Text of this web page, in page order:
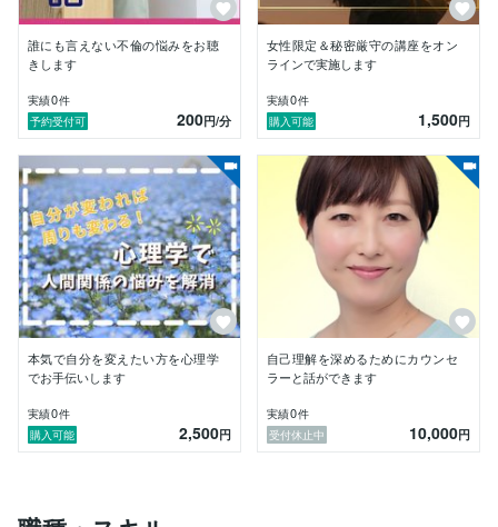
誰にも言えない不倫の悩みをお聴
きします
実績0件
予約受付可
200円/分
女性限定＆秘密厳守の講座をオン
ラインで実施します
実績0件
購入可能
1,500円
本気で自分を変えたい方を心理学
でお手伝いします
実績0件
購入可能
2,500円
自己理解を深めるためにカウンセ
ラーと話ができます
実績0件
受付休止中
10,000円